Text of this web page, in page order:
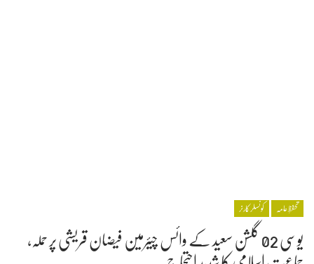
تحفظِ عامہ کونسلر کارنر
یوسی 02 گلشن سعید کے وائس چیئرمین فیضان قریشی پر حملہ،